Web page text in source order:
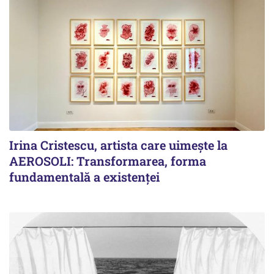
Irina Cristescu, artista care uimește la
AEROSOLI: Transformarea, forma
fundamentală a existenței